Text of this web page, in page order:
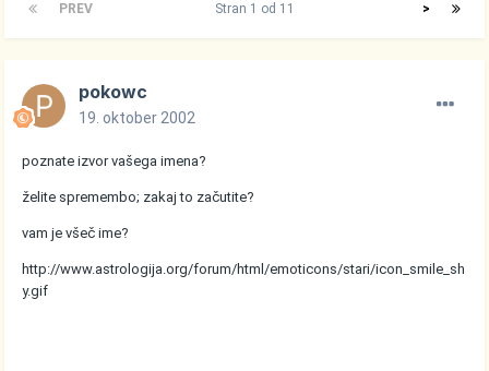
PREV >
Stran 1 od 11
pokowc
19. oktober 2002
poznate izvor vašega imena?
želite spremembo; zakaj to začutite?
vam je všeč ime?
http://www.astrologija.org/forum/html/emoticons/stari/icon_smile_sh
y.gif